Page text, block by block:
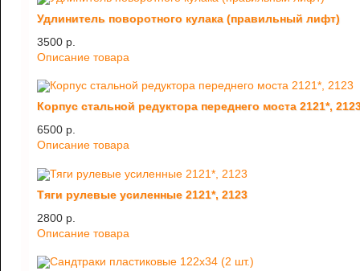
Удлинитель поворотного кулака (правильный лифт)
3500 p.
Описание товара
Корпус стальной редуктора переднего моста 2121*,
6500 p.
Описание товара
Тяги рулевые усиленные 2121*, 2123
2800 p.
Описание товара